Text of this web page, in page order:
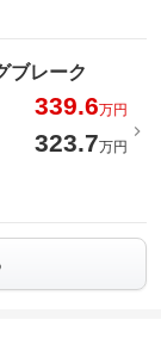
ブレーク
339.6万円
323.7万円